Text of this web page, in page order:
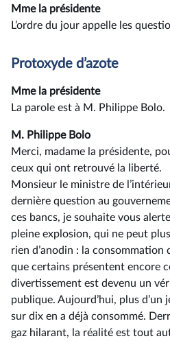
Mme la présidente
L’ordre du jour appelle les
Protoxyde d’azote
Mme la présidente
La parole est à M. Philippe Bolo.
M. Philippe Bolo
Merci, madame la présidente,
ceux qui ont retrouvé la liberté.
Monsieur le ministre de
dernière question au
ces bancs, je souhaite vous
pleine explosion, qui ne peut
rien d’anodin : la consommation
que certains présentent encore
divertissement est devenu un
publique. Aujourd’hui, plus d’un
sur dix en a déjà consommé.
gaz hilarant, la réalité est tout